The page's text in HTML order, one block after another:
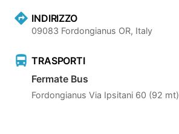
INDIRIZZO
09083 Fordongianus OR, Italy
TRASPORTI
Fermate Bus
Fordongianus Via Ipsitani 60 (92 mt)